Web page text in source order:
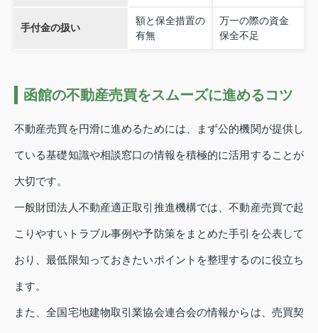
手付金の扱い
額と保全措置の
有無
万一の際の資金
保全不足
函館の不動産売買をスムーズに進めるコツ
不動産売買を円滑に進めるためには、まず公的機関が提供し
ている基礎知識や相談窓口の情報を積極的に活用することが
大切です。
一般財団法人不動産適正取引推進機構では、不動産売買で起
こりやすいトラブル事例や予防策をまとめた手引を公表して
おり、最低限知っておきたいポイントを整理するのに役立ち
ます。
また、全国宅地建物取引業協会連合会の情報からは、売買契